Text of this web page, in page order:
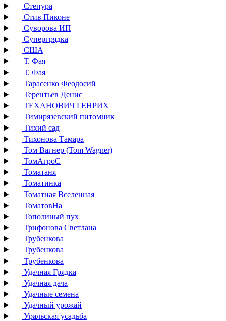
Степура
Стив Пиконе
Суворова ИП
Супергрядка
США
Т. Фая
Т. Фая
Тарасенко Феодосий
Терентьев Денис
ТЕХАНОВИЧ ГЕНРИХ
Тимирязевский питомник
Тихий сад
Тихонова Тамара
Том Вагнер (Tom Wagner)
ТомАгроС
Томатаня
Томатинка
Томатная Вселенная
ТоматовНа
Тополиный пух
Трифонова Светлана
Трубенкова
Трубенкова
Трубенкова
Удачная Грядка
Удачная дача
Удачные семена
Удачный урожай
Уральская усадьба